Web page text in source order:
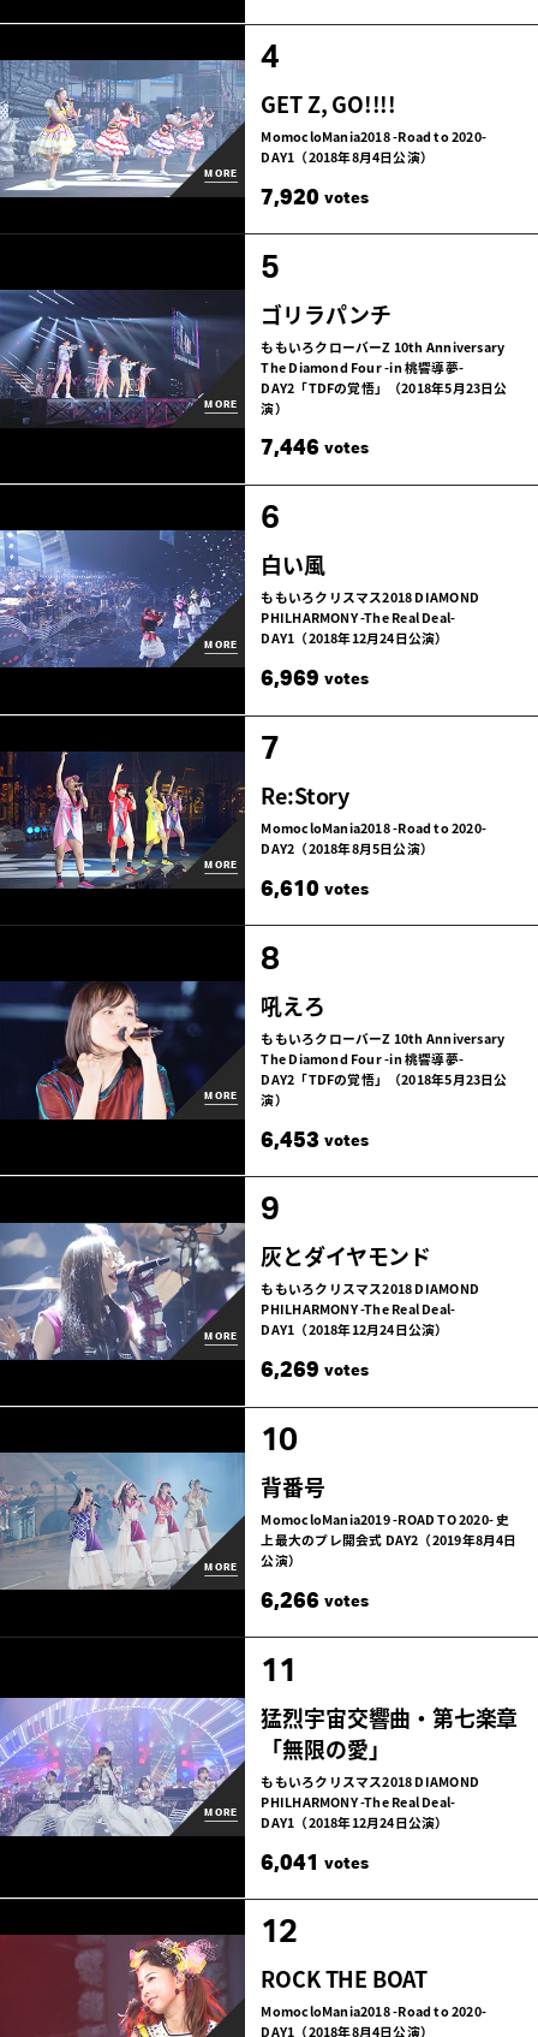
4
MORE
GET Z, GO!!!!
MomocloMania2018 -Road to 2020-
DAY1（2018年8月4日公演）
7,920votes
5
MORE
ゴリラパンチ
ももいろクローバーZ 10th Anniversary
The Diamond Four -in 桃響導夢-
DAY2「TDFの覚悟」（2018年5月23日公
演）
7,446votes
6
MORE
白い風
ももいろクリスマス2018 DIAMOND
PHILHARMONY -The Real Deal-
DAY1（2018年12月24日公演）
6,969votes
7
MORE
Re:Story
MomocloMania2018 -Road to 2020-
DAY2（2018年8月5日公演）
6,610votes
8
MORE
吼えろ
ももいろクローバーZ 10th Anniversary
The Diamond Four -in 桃響導夢-
DAY2「TDFの覚悟」（2018年5月23日公
演）
6,453votes
9
MORE
灰とダイヤモンド
ももいろクリスマス2018 DIAMOND
PHILHARMONY -The Real Deal-
DAY1（2018年12月24日公演）
6,269votes
10
MORE
背番号
MomocloMania2019 -ROAD TO 2020- 史
上最大のプレ開会式 DAY2（2019年8月4日
公演）
6,266votes
11
MORE
猛烈宇宙交響曲・第七楽章
「無限の愛」
ももいろクリスマス2018 DIAMOND
PHILHARMONY -The Real Deal-
DAY1（2018年12月24日公演）
6,041votes
12
ROCK THE BOAT
MomocloMania2018 -Road to 2020-
DAY1（2018年8月4日公演）